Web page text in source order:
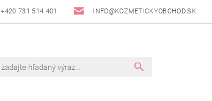
+420 731 514 401 INFO@KOZMETICKYOBCHOD.SK